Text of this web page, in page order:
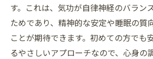
す。これは、気功が自律神経のバラン
ためであり、精神的な安定や睡眠の質
ことが期待できます。初めての方でも
るやさしいアプローチなので、心身の